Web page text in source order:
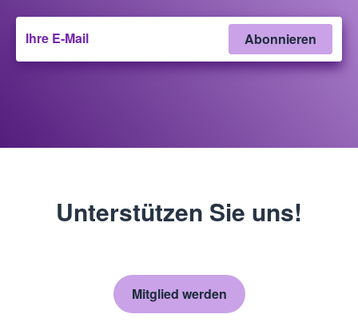
Unterstützen Sie uns!
Mitglied werden